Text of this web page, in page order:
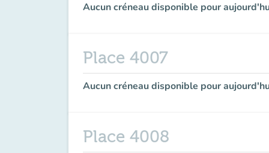
Aucun créneau disponible pour
Place 4007
Aucun créneau disponible pour
Place 4008